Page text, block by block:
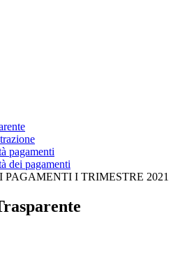
pagamenti
dei pagamenti
I TRIMESTRE 2021